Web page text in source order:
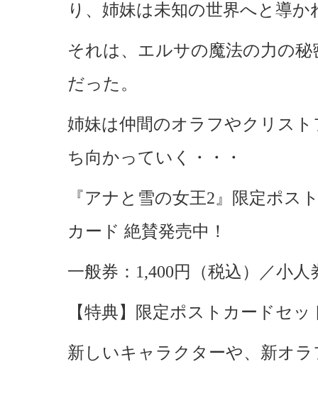
り、姉妹は未知の世界へと導か
それは、エルサの魔法の力の
だった。
姉妹は仲間のオラフやクリス
ち向かっていく・・・
『アナと雪の女王2』限定ポス
カード 絶賛発売中！
一般券：1,400円（税込）／小人
【特典】限定ポストカードセ
新しいキャラクターや、新オ